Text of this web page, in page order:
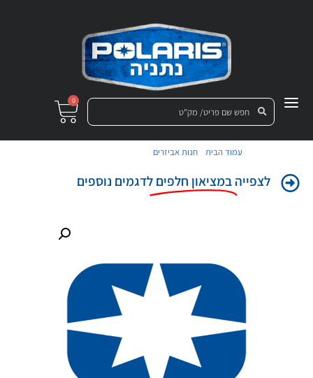
0
עמוד הבית /חנות אביזרים
לצפייהבמציאון חלפים לדגמים נוספים